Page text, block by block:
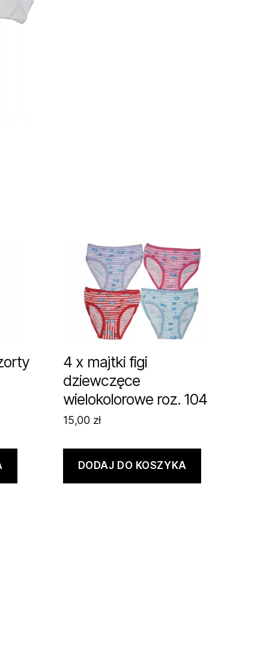
4 x majtki figi
dziewczęce
wielokolorowe roz. 104
15,00 zł
DODAJ DO KOSZYKA